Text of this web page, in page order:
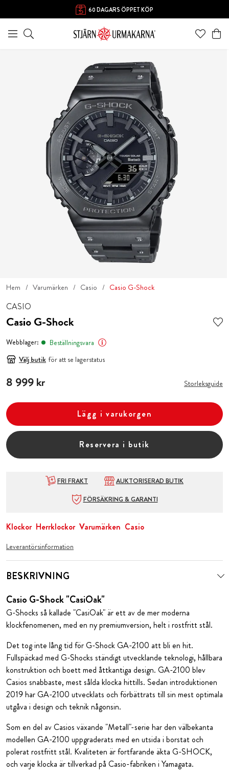
60 DAGARS ÖPPET KÖP
Hem Varumärken Casio Casio G-Shock
CASIO
Casio G-Shock
Webblager:
Beställningsvara
Välj butik för att se lagerstatus
Pris:8 999 kr
8 999 kr Storleksguide
Lägg i varukorgen
Reservera i butik
FRI FRAKT
AUKTORISERAD BUTIK
FÖRSÄKRING & GARANTI
Klockor Herrklockor Varumärken Casio
Leverantörsinformation
BESKRIVNING
Casio G-Shock "CasiOak"
G-Shocks så kallade "CasiOak" är ett av de mer moderna
klockfenomenen, med en ny premiumversion, helt i rostfritt stål.
Det tog inte lång tid för G-Shock GA-2100 att bli en hit.
Fullspäckad med G-Shocks ständigt utvecklande teknologi, hållbara
konstruktion och boett med åttkantiga design. GA-2100 blev
Casios snabbaste, mest sålda klocka hittills. Sedan introduktionen
2019 har GA-2100 utvecklats och förbättrats till sin mest optimala
utgåva i design och teknik någonsin.
Som en del av Casios växande "Metall"-serie har den välbekanta
modellen GA-2100 uppgraderats med en utsida i borstat och
polerat rostfritt stål. Kvaliteten är fortfarande äkta G-SHOCK,
och varje klocka är tillverkad på Casio-fabriken i Yamagata.